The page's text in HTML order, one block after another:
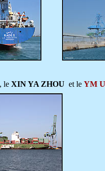
le XIN YA ZHOU et le YM